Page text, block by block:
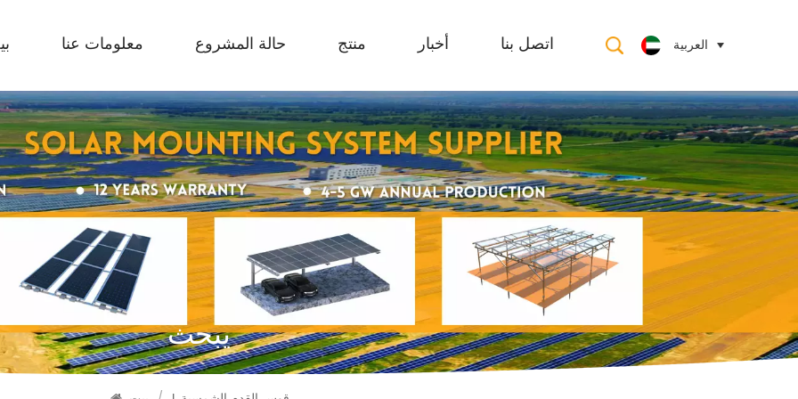
معلومات عنا حالة المشروع منتج أخبار اتصل بنا العربية
يبحث